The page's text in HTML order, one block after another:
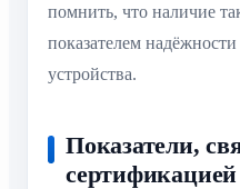
помнить, что наличие
показателем
устройства.
Показатели,
сертификацией